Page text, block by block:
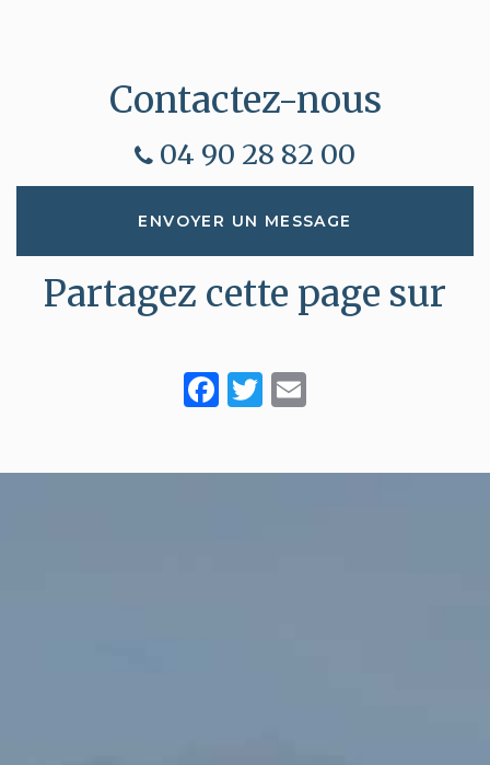
Contactez-nous
04 90 28 82 00
ENVOYER UN MESSAGE
Partagez cette page sur
Facebook
Twitter